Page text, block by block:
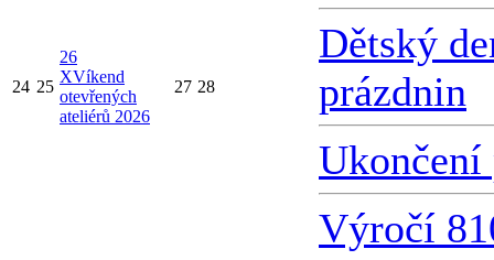
24 25
26
XVíkend
otevřených
ateliérů 2026
27 28
Dětský
prázdnin
Ukončení
Výročí